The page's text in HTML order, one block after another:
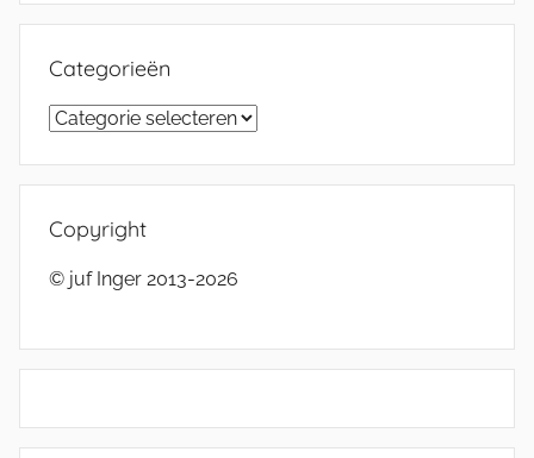
Categorieën
Categorieën
Copyright
© juf Inger 2013-2026